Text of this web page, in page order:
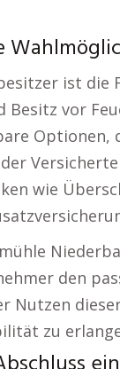
ist die
Besitz vor
Optionen,
wie
den
Nutzen
zu